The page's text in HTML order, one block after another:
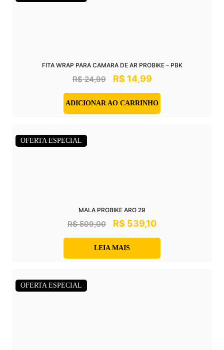
FITA WRAP PARA CAMARA DE AR PROBIKE – PBK
R$24,99 R$ 14,99
ADICIONAR AO CARRINHO
OFERTA ESPECIAL
MALA PROBIKE ARO 29
R$599,00 R$ 539,10
LEIA MAIS
OFERTA ESPECIAL